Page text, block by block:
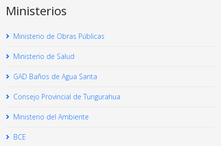
Ministerios
Ministerio de Obras Públicas
Ministerio de Salud
GAD Baños de Agua Santa
Consejo Provincial de Tungurahua
Ministerio del Ambiente
BCE